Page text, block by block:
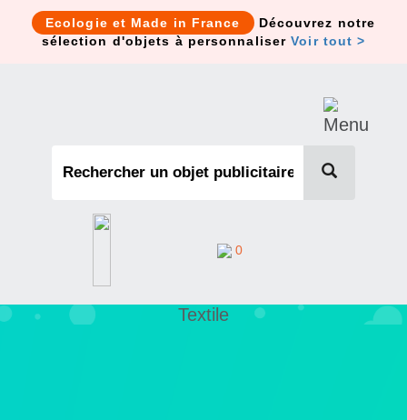
Ecologie et Made in France
Découvrez notre
sélection d'objets à personnaliserVoir tout >
0
Textile
Cookies management panel